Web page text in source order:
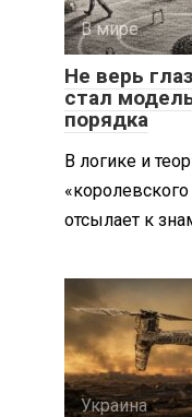
В мире
Не верь
стал
порядка
В логике и
отсылает к
Украина